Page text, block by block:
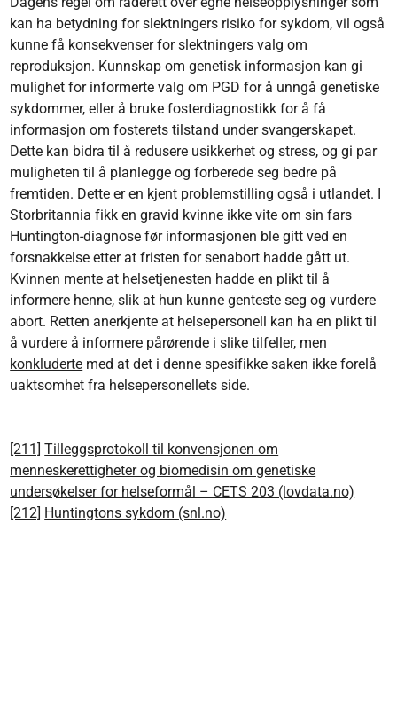
kan ha betydning for slektningers risiko for sykdom, vil også
kunne få konsekvenser for slektningers valg om
reproduksjon. Kunnskap om genetisk informasjon kan gi
mulighet for informerte valg om PGD for å unngå genetiske
sykdommer, eller å bruke fosterdiagnostikk for å få
informasjon om fosterets tilstand under svangerskapet.
Dette kan bidra til å redusere usikkerhet og stress, og gi par
muligheten til å planlegge og forberede seg bedre på
fremtiden. Dette er en kjent problemstilling også i utlandet. I
Storbritannia fikk en gravid kvinne ikke vite om sin fars
Huntington-diagnose før informasjonen ble gitt ved en
forsnakkelse etter at fristen for senabort hadde gått ut.
Kvinnen mente at helsetjenesten hadde en plikt til å
informere henne, slik at hun kunne genteste seg og vurdere
abort. Retten anerkjente at helsepersonell kan ha en plikt til
å vurdere å informere pårørende i slike tilfeller, men
konkluderte med at det i denne spesifikke saken ikke forelå
uaktsomhet fra helsepersonellets side.
[211] Tilleggsprotokoll til konvensjonen om
menneskerettigheter og biomedisin om genetiske
undersøkelser for helseformål – CETS 203 (lovdata.no)
[212] Huntingtons sykdom (snl.no)